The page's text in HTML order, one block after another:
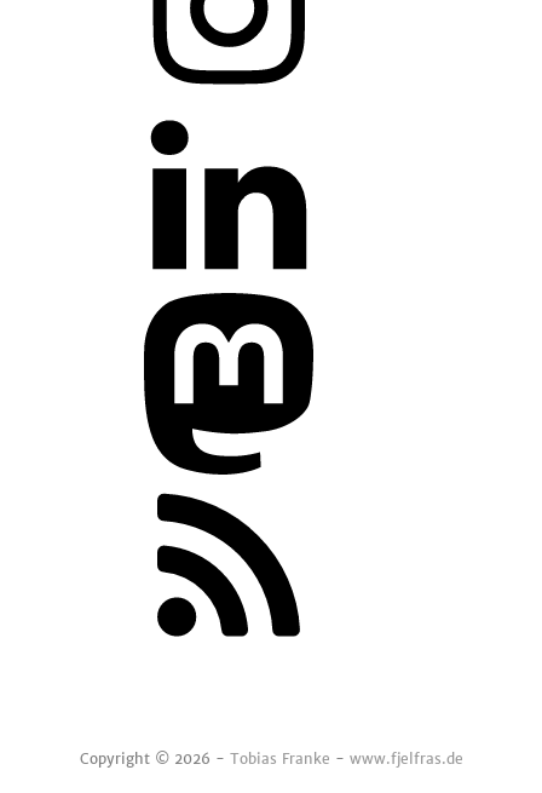
Copyright © 2026 - Tobias Franke - www.fjelfras.de